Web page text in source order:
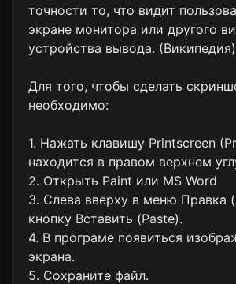
точности то, что видит
экране монитора или другого
устройства вывода. (Википедия)
Для того, чтобы сделать
необходимо:
1. Нажать клавишу Printscreen
находится в правом верхнем
2. Открыть Paint или MS Word
3. Слева вверху в меню Правка
кнопку Вставить (Paste).
4. В програме появиться
экрана.
5. Сохраните файл.